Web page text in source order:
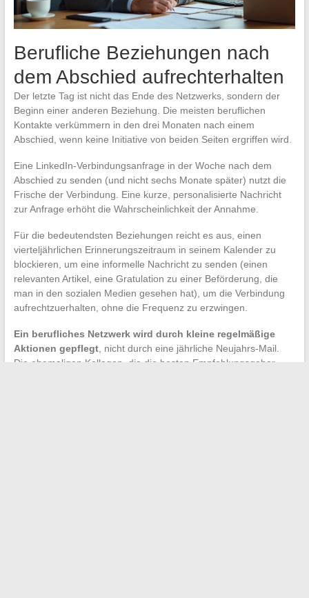
Berufliche Beziehungen nach
dem Abschied aufrechterhalten
Der letzte Tag ist nicht das Ende des Netzwerks, sondern der
Beginn einer anderen Beziehung. Die meisten beruflichen
Kontakte verkümmern in den drei Monaten nach einem
Abschied, wenn keine Initiative von beiden Seiten ergriffen wird.
Eine LinkedIn-Verbindungsanfrage in der Woche nach dem
Abschied zu senden (und nicht sechs Monate später) nutzt die
Frische der Verbindung. Eine kurze, personalisierte Nachricht
zur Anfrage erhöht die Wahrscheinlichkeit der Annahme.
Für die bedeutendsten Beziehungen reicht es aus, einen
vierteljährlichen Erinnerungszeitraum in seinem Kalender zu
blockieren, um eine informelle Nachricht zu senden (einen
relevanten Artikel, eine Gratulation zu einer Beförderung, die
man in den sozialen Medien gesehen hat), um die Verbindung
aufrechtzuerhalten, ohne die Frequenz zu erzwingen.
Ein berufliches Netzwerk wird durch kleine regelmäßige
Aktionen gepflegt, nicht durch eine jährliche Neujahrs-Mail.
Die ehemaligen Kollegen, die die besten Empfehlungsgeber